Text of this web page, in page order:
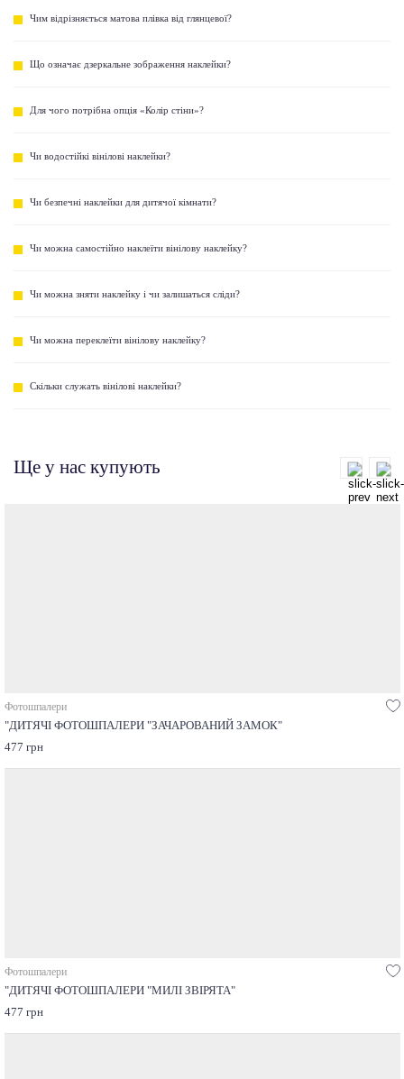
Чим відрізняється матова плівка від глянцевої?
Що означає дзеркальне зображення наклейки?
Для чого потрібна опція «Колір стіни»?
Чи водостійкі вінілові наклейки?
Чи безпечні наклейки для дитячої кімнати?
Чи можна самостійно наклеїти вінілову наклейку?
Чи можна зняти наклейку і чи залишаться сліди?
Чи можна переклеїти вінілову наклейку?
Скільки служать вінілові наклейки?
Ще у нас купують
Фотошпалери
"ДИТЯЧІ ФОТОШПАЛЕРИ "ЗАЧАРОВАНИЙ ЗАМОК"
477 грн
Фотошпалери
"ДИТЯЧІ ФОТОШПАЛЕРИ "МИЛІ ЗВІРЯТА"
477 грн